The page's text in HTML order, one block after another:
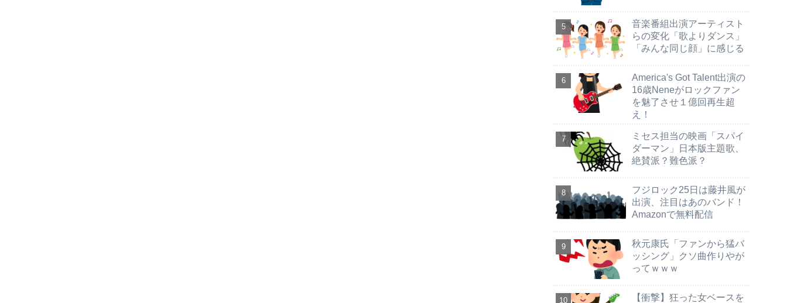
音楽番組出演アーティスト
らの変化「歌よりダンス」
「みんな同じ顔」に感じる
America's Got Talent出演の
16歳Neneがロックファン
を魅了させ１億回再生超
え！
ミセス担当の映画「スパイ
ダーマン」日本版主題歌、
絶賛派？難色派？
フジロック25日は藤井風が
出演、注目はあのバンド！
Amazonで無料配信
秋元康氏「ファンから猛バ
ッシング」クソ曲作りやが
ってｗｗｗ
【衝撃】狂った女ベースを